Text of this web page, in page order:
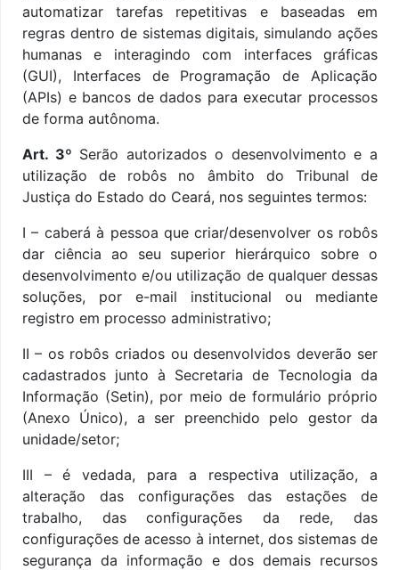
automatizar tarefas repetitivas e baseadas em
regras dentro de sistemas digitais, simulando ações
humanas e interagindo com interfaces gráficas
(GUI), Interfaces de Programação de Aplicação
(APIs) e bancos de dados para executar processos
de forma autônoma.
Art. 3º Serão autorizados o desenvolvimento e a
utilização de robôs no âmbito do Tribunal de
Justiça do Estado do Ceará, nos seguintes termos:
I – caberá à pessoa que criar/desenvolver os robôs
dar ciência ao seu superior hierárquico sobre o
desenvolvimento e/ou utilização de qualquer dessas
soluções, por e-mail institucional ou mediante
registro em processo administrativo;
II – os robôs criados ou desenvolvidos deverão ser
cadastrados junto à Secretaria de Tecnologia da
Informação (Setin), por meio de formulário próprio
(Anexo Único), a ser preenchido pelo gestor da
unidade/setor;
III – é vedada, para a respectiva utilização, a
alteração das configurações das estações de
trabalho, das configurações da rede, das
configurações de acesso à internet, dos sistemas de
segurança da informação e dos demais recursos